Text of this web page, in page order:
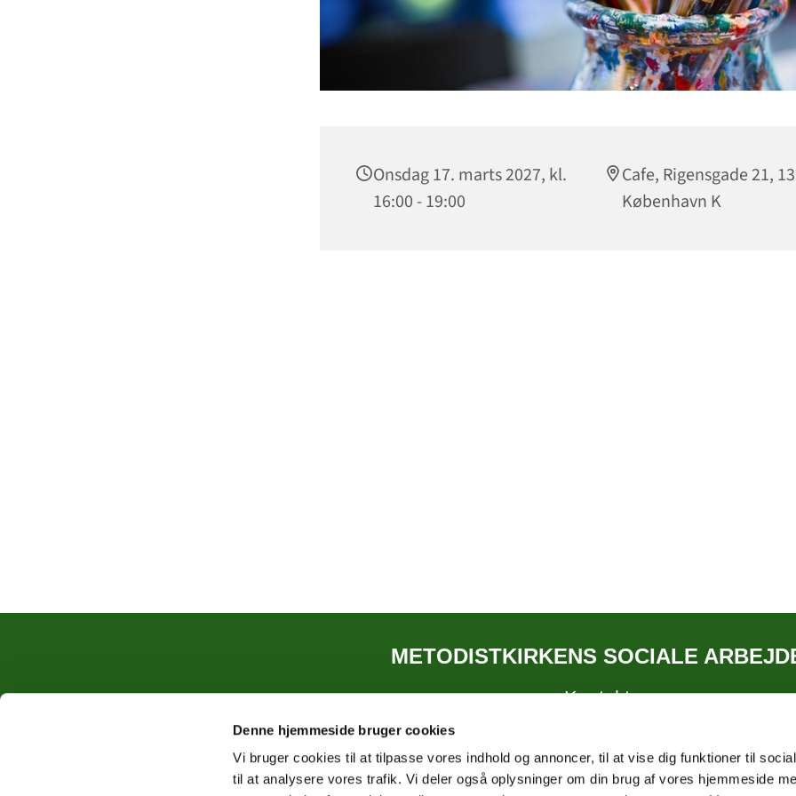
Denne hjemmeside bruger cookies
Vi bruger cookies til at tilpasse vores indhold og annoncer, til at vise dig funktioner til
til at analysere vores trafik. Vi deler også oplysninger om din brug af vores hjemmeside
Onsdag 17. marts 2027, kl.
16:00 - 19:00
Cafe, Rigensgade 21,
København K
METODISTKIRKENS SOCIALE
Kontakt